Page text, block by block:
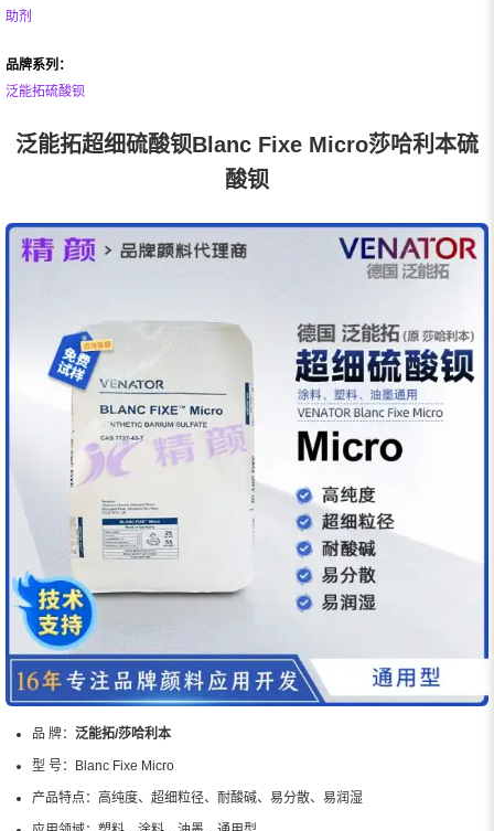
助剂
品牌系列：
泛能拓硫酸钡
泛能拓超细硫酸钡Blanc Fixe Micro莎哈利本硫
酸钡
品 牌： 泛能拓/莎哈利本
型 号： Blanc Fixe Micro
产品特点： 高纯度、超细粒径、耐酸碱、易分散、易润湿